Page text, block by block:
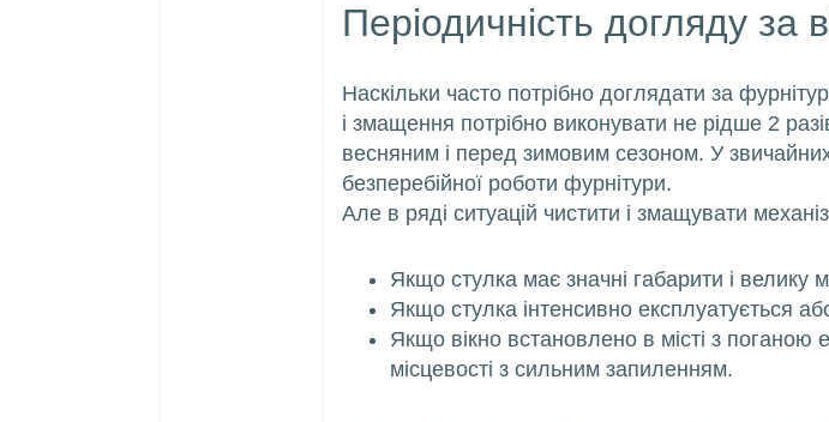
Періодичність догляду за
Наскільки часто потрібно доглядати за
і змащення потрібно виконувати не рідше 2
весняним і перед зимовим сезоном. У
безперебійної роботи фурнітури.
Але в ряді ситуацій чистити і змащувати
Якщо стулка має значні габарити і велику
Якщо стулка інтенсивно експлуатується
Якщо вікно встановлено в місті з
місцевості з сильним запиленням.